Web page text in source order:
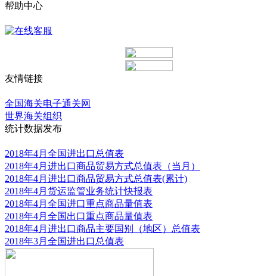
帮助中心
友情链接
全国海关电子通关网
世界海关组织
统计数据发布
2018年4月全国进出口总值表
2018年4月进出口商品贸易方式总值表（当月）
2018年4月进出口商品贸易方式总值表(累计)
2018年4月货运监管业务统计快报表
2018年4月全国进口重点商品量值表
2018年4月全国出口重点商品量值表
2018年4月进出口商品主要国别（地区）总值表
2018年3月全国进出口总值表